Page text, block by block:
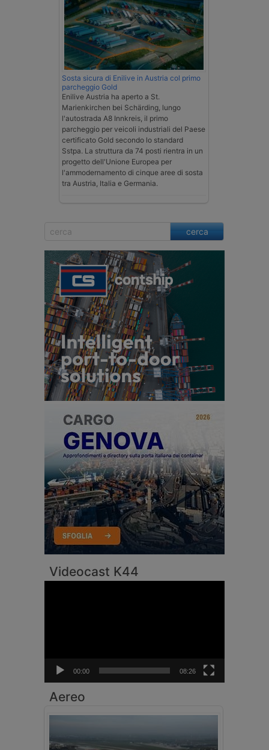
Sosta sicura di Enilive in Austria col primo
parcheggio Gold
Enilive Austria ha aperto a St.
Marienkirchen bei Schärding, lungo
l'autostrada A8 Innkreis, il primo
parcheggio per veicoli industriali del Paese
certificato Gold secondo lo standard
Sstpa. La struttura da 74 posti rientra in un
progetto dell'Unione Europea per
l'ammodernamento di cinque aree di sosta
tra Austria, Italia e Germania.
cerca
Videocast K44
00:00 08:26
Aereo